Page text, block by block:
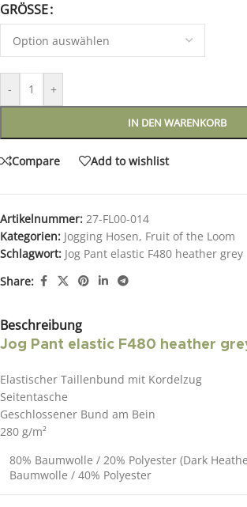
GRÖSSE
- +
IN DEN WARENKORB
Compare Add to wishlist
Artikelnummer: 27-FL00-014
Kategorien: Jogging Hosen, Fruit of the Loom
Schlagwort: Jog Pant elastic F480 heather grey
Share:
Beschreibung
Jog Pant elastic F480 heather
Elastischer Taillenbund mit Kordelzug
Seitentasche
Geschlossener Bund am Bein
280 g/m²
80% Baumwolle / 20% Polyester (Dark
Baumwolle / 40% Polyester